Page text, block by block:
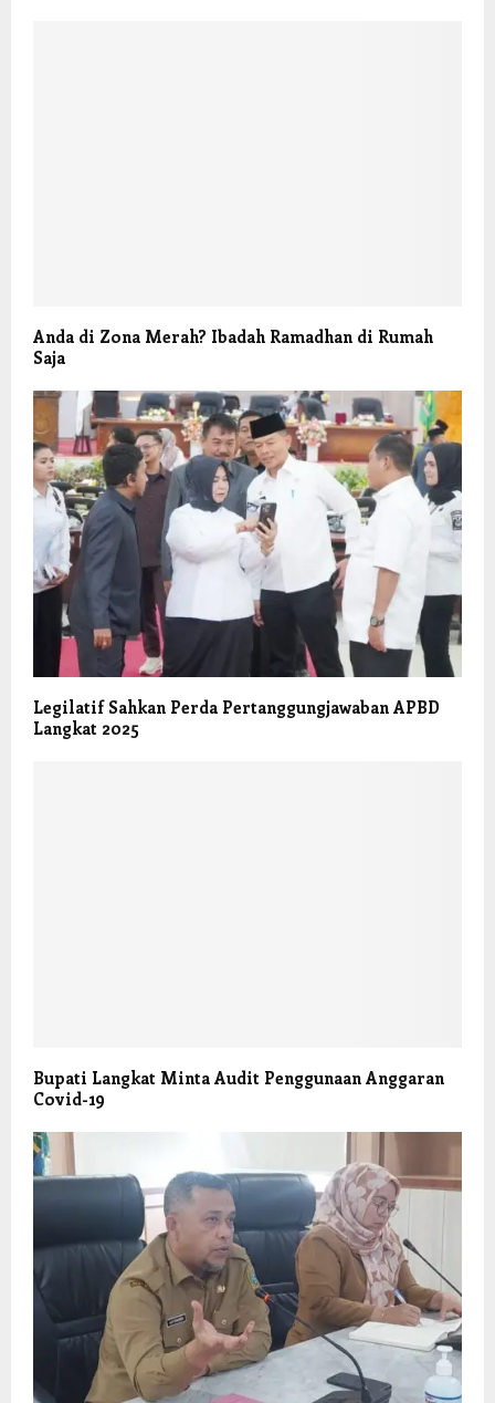
Anda di Zona Merah? Ibadah Ramadhan di Rumah
Saja
Legilatif Sahkan Perda Pertanggungjawaban APBD
Langkat 2025
Bupati Langkat Minta Audit Penggunaan Anggaran
Covid-19